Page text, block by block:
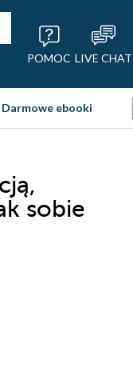
POMOC LIVE CHAT
Darmowe ebooki
sobie